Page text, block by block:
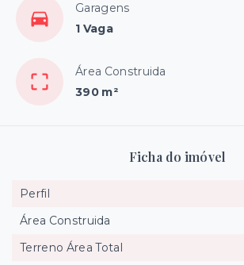
Garagens
1 Vaga
Área Construida
390 m²
Ficha do imóvel
Perfil
Área Construida
Terreno Área Total